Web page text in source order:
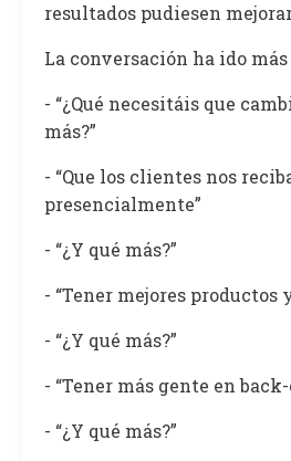
resultados pudiesen
La conversación ha ido más
- “¿Qué necesitáis que
más?”
- “Que los clientes nos
presencialmente”
- “¿Y qué más?”
- “Tener mejores productos
- “¿Y qué más?”
- “Tener más gente en
- “¿Y qué más?”